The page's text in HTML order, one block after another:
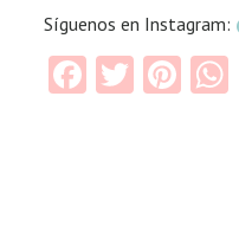
Síguenos en Instagram:
Facebook
Twitter